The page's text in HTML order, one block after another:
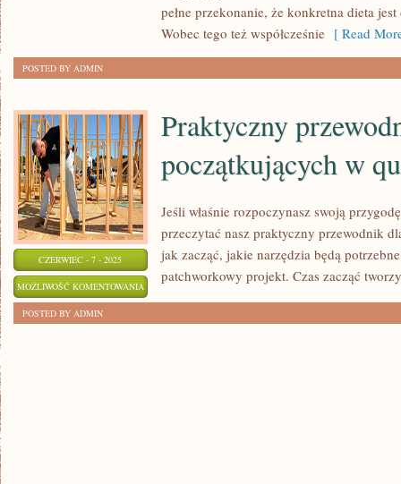
pełne przekonanie, że konkretna dieta
Wobec tego też współcześnie [ Read
POSTED BY ADMIN
CZERWIEC - 7 - 2025
MOŻLIWOŚĆ KOMENTOWANIA PRAKTYCZNY
ZOSTAŁA WYŁĄCZONA
Praktyczny
początkujących w
Jeśli właśnie rozpoczynasz swoją
przeczytać nasz praktyczny przewodnik
jak zacząć, jakie narzędzia będą
patchworkowy projekt. Czas zacząć
POSTED BY ADMIN